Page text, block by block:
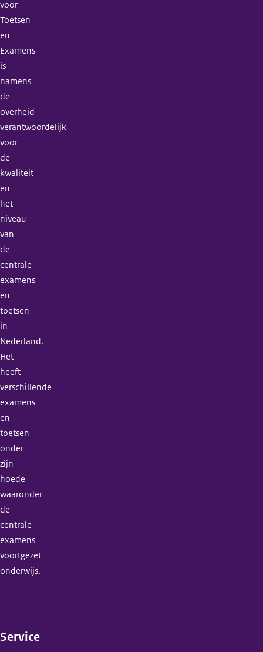
voor
Toetsen
en
Examens
is
namens
de
overheid
verantwoordelijk
voor
de
kwaliteit
en
het
niveau
van
de
centrale
examens
en
toetsen
in
Nederland.
Het
heeft
verschillende
examens
en
toetsen
onder
zijn
hoede
waaronder
de
centrale
examens
voortgezet
onderwijs.
Service